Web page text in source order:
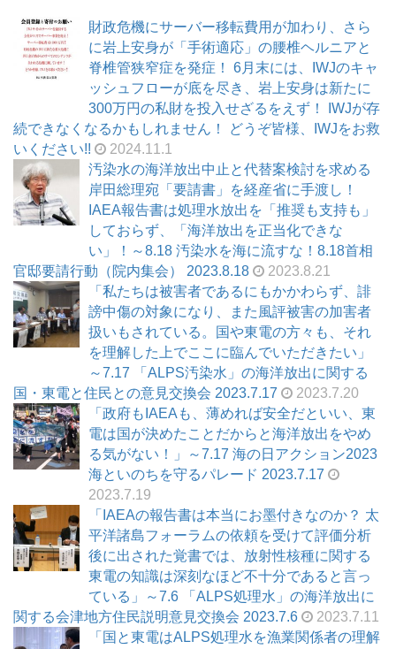
財政危機にサーバー移転費用が加わり、さら
に岩上安身が「手術適応」の腰椎ヘルニアと
脊椎管狭窄症を発症！ 6月末には、IWJのキャ
ッシュフローが底を尽き、岩上安身は新たに
300万円の私財を投入せざるをえず！ IWJが存
続できなくなるかもしれません！ どうぞ皆様、IWJをお救
いください!!
2024.11.1
汚染水の海洋放出中止と代替案検討を求める
岸田総理宛「要請書」を経産省に手渡し！
IAEA報告書は処理水放出を「推奨も支持も」
しておらず、「海洋放出を正当化できな
い」！～8.18 汚染水を海に流すな！8.18首相
官邸要請行動（院内集会） 2023.8.18
2023.8.21
「私たちは被害者であるにもかかわらず、誹
謗中傷の対象になり、また風評被害の加害者
扱いもされている。国や東電の方々も、それ
を理解した上でここに臨んでいただきたい」
～7.17 「ALPS汚染水」の海洋放出に関する
国・東電と住民との意見交換会 2023.7.17
2023.7.20
「政府もIAEAも、薄めれば安全だといい、東
電は国が決めたことだからと海洋放出をやめ
る気がない！」～7.17 海の日アクション2023
海といのちを守るパレード 2023.7.17
2023.7.19
「IAEAの報告書は本当にお墨付きなのか？ 太
平洋諸島フォーラムの依頼を受けて評価分析
後に出された覚書では、放射性核種に関する
東電の知識は深刻なほど不十分であると言っ
ている」～7.6 「ALPS処理水」の海洋放出に
関する会津地方住民説明意見交換会 2023.7.6
2023.7.11
「国と東電はALPS処理水を漁業関係者の理解